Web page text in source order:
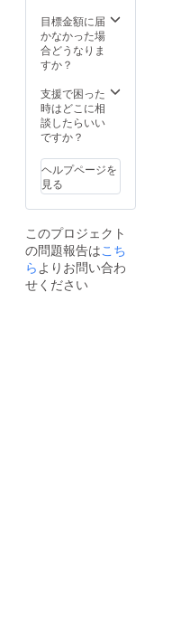
お届け
のリ
ターン
ラベル
や注意
書きを
ご確認
い。」
ジナル
ステッ
カー
砂糖、
米油、
スイー
ス、コ
コナッ
ツロン
グ、ナ
ラー、
塩 ・内
容量：
100g ・
限：常
温にて
製造か
ら2ヶ月
・保存
オリジ
ナル
キャッ
サイズ :
フリー
◇オリ
ジナル
カー
け商品
のラベ
ルに表
記され
商品開
封前に
は必ず
お届け
ターン
に貼付
された
ラベル
書きを
ご確認
くださ
い。」
◇モル
う。 ・
所要時
間：70
分程度
期限：
2025年
2月末ま
で
目標金額に届
かなかった場
合どうなりま
すか？
支援で困った
時はどこに相
談したらいい
ですか？
ヘルプページを
見る
このプロジェクト
の問題報告はこち
ら よりお問い合わ
せください